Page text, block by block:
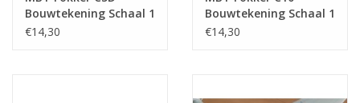
Bouwtekening Schaal 1
: 50 (50.10.003)
€14,30
Bouwtekening Schaal 1
: 50 (50.10.004)
€14,30